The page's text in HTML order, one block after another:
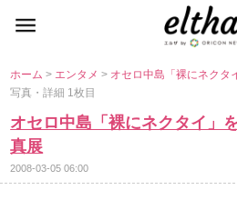
ホーム> エンタメ> オセロ中島「裸にネク
写真・詳細 1枚目
オセロ中島「裸にネクタイ」
真展
2008-03-05 06:00